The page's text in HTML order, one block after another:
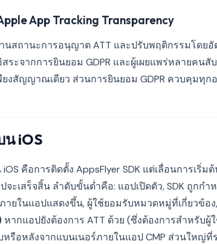
App Tracking Transparency
นสถานะการอนุญาต ATT และปรับพฤติกรรมโดยอั
สระจากการยินยอม GDPR และผู้เผยแพร่หลายคน
งสัญญาณเดียว ส่วนการยินยอม GDPR ควบคุมทุก
น iOS
คือการติดตั้ง AppsFlyer SDK แต่เลื่อนการเริ่
ะเสร็จสิ้น ลำดับขั้นต่ำคือ: แอปเปิดตัว, SDK ถูกกำ
ายในแอปแสดงขึ้น, ผู้ใช้ยอมรับหมวดหมู่ที่เกี่ยวข้อ
หากแอปยังต้องการ ATT ด้วย (ซึ่งต้องการสำหรับ
รือหลังจากแบนเนอร์ภายในแอป CMP ส่วนใหญ่ที่